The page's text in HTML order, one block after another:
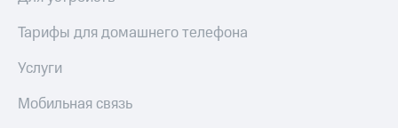
Тарифы для домашнего телефона
Услуги
Мобильная связь